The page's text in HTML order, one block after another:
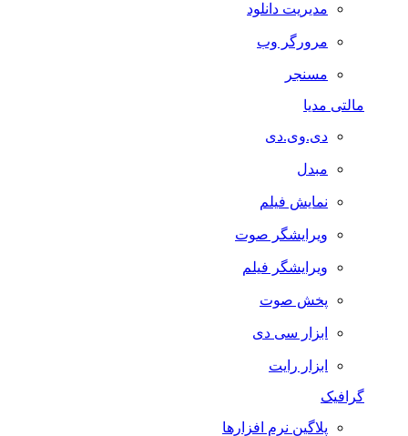
مدیریت دانلود
مرورگر وب
مسنجر
مالتی مدیا
دی.وی.دی
مبدل
نمایش فیلم
ویرایشگر صوت
ویرایشگر فیلم
پخش صوت
ابزار سی دی
ابزار رایت
گرافیک
پلاگین نرم افزارها